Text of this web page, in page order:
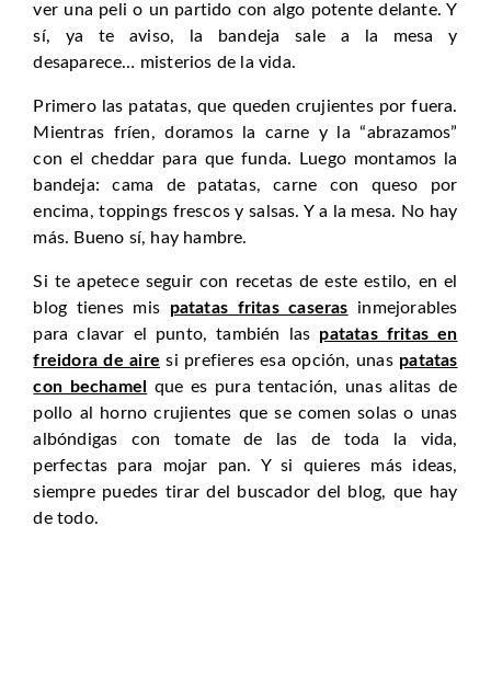
ver una peli o un partido con algo potente delante. Y
sí, ya te aviso, la bandeja sale a la mesa y
desaparece… misterios de la vida.
Primero las patatas, que queden crujientes por fuera.
Mientras fríen, doramos la carne y la “abrazamos”
con el cheddar para que funda. Luego montamos la
bandeja: cama de patatas, carne con queso por
encima, toppings frescos y salsas. Y a la mesa. No hay
más. Bueno sí, hay hambre.
Si te apetece seguir con recetas de este estilo, en el
blog tienes mis patatas fritas caseras inmejorables
para clavar el punto, también las patatas fritas en
freidora de aire si prefieres esa opción, unas patatas
con bechamel
que es pura tentación, unas alitas de
pollo al horno crujientes que se comen solas o unas
albóndigas con tomate de las de toda la vida,
perfectas para mojar pan. Y si quieres más ideas,
siempre puedes tirar del buscador del blog, que hay
de todo.